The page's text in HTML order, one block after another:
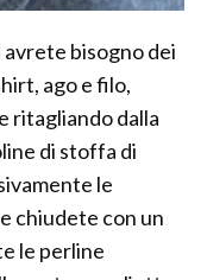
bisogno dei
ago e filo,
ritagliando dalla
di stoffa di
le
chiudete con un
le perline